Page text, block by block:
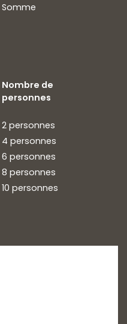
Somme
Nombre de
personnes
2 personnes
4 personnes
6 personnes
8 personnes
10 personnes